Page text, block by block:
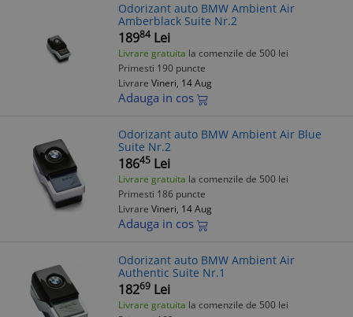
Odorizant auto BMW Ambient Air
Amberblack Suite Nr.2
18984 Lei
Livrare gratuita la comenzile de 500 lei
Primesti 190 puncte
Livrare Vineri, 14 Aug
Adauga in cos
Odorizant auto BMW Ambient Air Blue
Suite Nr.2
18645 Lei
Livrare gratuita la comenzile de 500 lei
Primesti 186 puncte
Livrare Vineri, 14 Aug
Adauga in cos
Odorizant auto BMW Ambient Air
Authentic Suite Nr.1
18269 Lei
Livrare gratuita la comenzile de 500 lei